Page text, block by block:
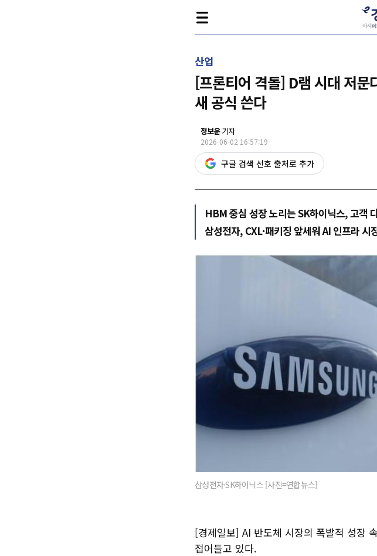
산업
[프론티어 격돌] D램 시대 저
새 공식 쓴다
정보운기자
2026-06-02 16:57:19
구글 검색 선호 출처로 추가
HBM 중심 성장 노리는 SK하이닉스, 고객
삼성전자, CXL·패키징 앞세워 AI 인프라 시
삼성전자·SK하이닉스 [사진=연합뉴스]
[경제일보] AI 반도체 시장의 폭발적 성장
접어들고 있다.